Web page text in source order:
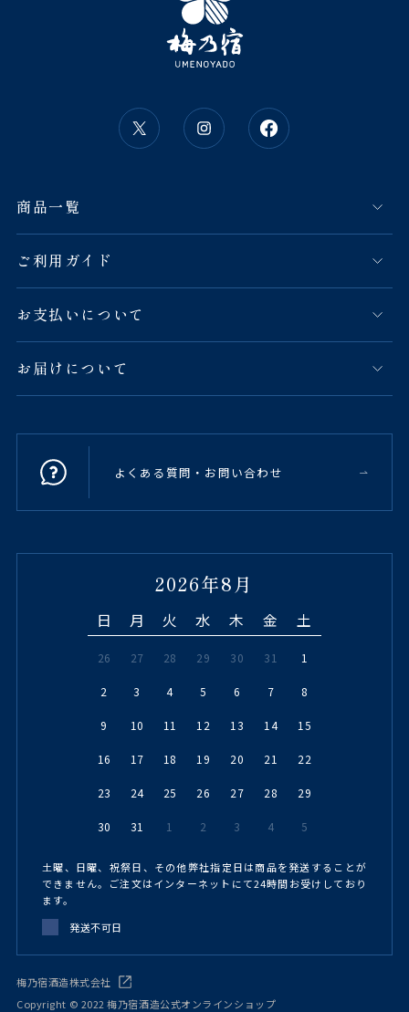
商品一覧
ご利用ガイド
お支払いについて
お届けについて
よくある質問・お問い合わせ
2026年8月
日 月 火 水 木 金 土
26 27 28 29 30 31 1
2 3 4 5 6 7 8
9 10 11 12 13 14 15
16 17 18 19 20 21 22
23 24 25 26 27 28 29
30 31 1 2 3 4 5
土曜、日曜、祝祭日、その他弊社指定日は商品を発送することが
できません。ご注文はインターネットにて24時間お受けしており
ます。
発送不可日
梅乃宿酒造株式会社
Copyright © 2022 梅乃宿酒造公式オンラインショップ